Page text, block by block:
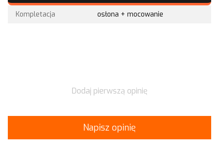
Kompletacja osłona + mocowanie
Dodaj pierwszą opinię
Napisz opinię